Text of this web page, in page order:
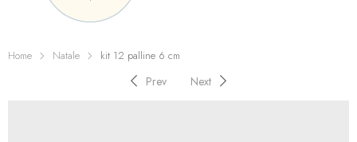
Home Natale kit 12 palline 6 cm
Prev Next